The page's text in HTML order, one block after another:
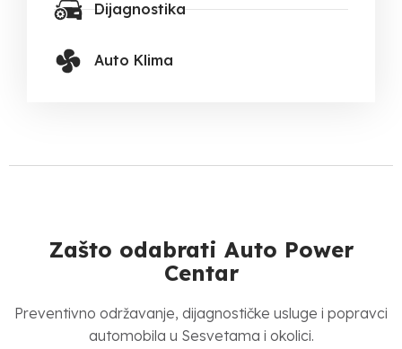
Dijagnostika
Auto Klima
Zašto odabrati Auto Power
Centar
Preventivno održavanje, dijagnostičke usluge i popravci
automobila u Sesvetama i okolici.